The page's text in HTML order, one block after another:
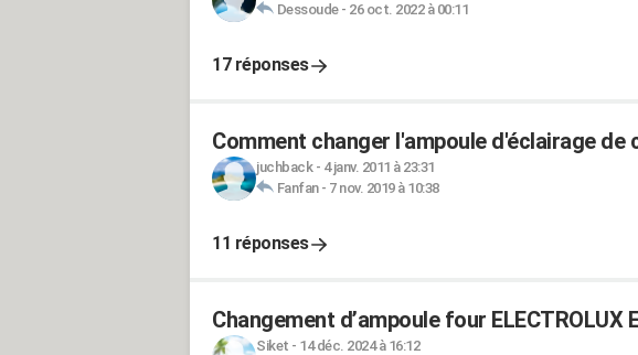
Dessoude- 26 oct. 2022 à 00:11
17 réponses
Comment changer l'ampoule d'éclairage de
juchback- 4 janv. 2011 à 23:31
Fanfan- 7 nov. 2019 à 10:38
11 réponses
Changement d’ampoule four ELECTROLUX
Siket - 14 déc. 2024 à 16:12